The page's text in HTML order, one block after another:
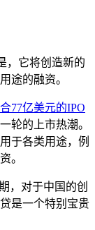
，它将创造新的
途的融资。
77亿美元的IPO
轮的上市热潮。
于各类用途，例
。
，对于中国的创
是一个特别宝贵